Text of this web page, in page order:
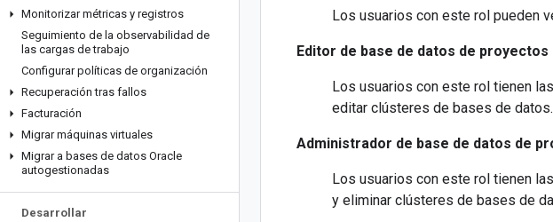
Monitorizar métricas y registros
Seguimiento de la observabilidad de
las cargas de trabajo
Configurar políticas de organización
Recuperación tras fallos
Facturación
Migrar máquinas virtuales
Migrar a bases de datos Oracle
autogestionadas
Desarrollar
Los usuarios con este rol pueden
Editor de base de datos de proyectos
Los usuarios con este rol tienen
editar clústeres de bases de datos.
Administrador de base de datos de
Los usuarios con este rol tienen
y eliminar clústeres de bases de